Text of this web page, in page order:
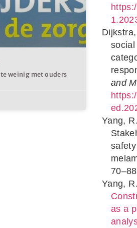
weinig met ouders
and
Yang,
Yang,
as a